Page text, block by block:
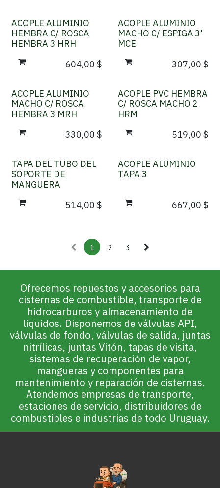
ACOPLE ALUMINIO
HEMBRA C/ ROSCA
HEMBRA 3 HRH
604,00 $
ACOPLE ALUMINIO
MACHO C/ ESPIGA 3'
MCE
307,00 $
ACOPLE ALUMINIO
MACHO C/ ROSCA
HEMBRA 3 MRH
330,00 $
ACOPLE PVC HEMBRA
C/ ROSCA MACHO 2
HRM
519,00 $
TAPA DEL TUBO DEL
SOPORTE DE
MANGUERA
514,00 $
ACOPLE ALUMINIO
TAPA 3
667,00 $
1 2 3
Ofrecemos repuestos y accesorios para
cisternas de combustible, transporte de
hidrocarburos y almacenamiento de
líquidos. Disponemos de válvulas API,
válvulas de fondo, válvulas de salida, juntas
nitrílicas, juntas Vitón, tapas de visita,
sistemas de recuperación de vapor,
mangueras y componentes para
mantenimiento y reparación de cisternas.
Atendemos empresas de transporte,
estaciones de servicio, distribuidores de
combustibles e industrias de todo Uruguay.